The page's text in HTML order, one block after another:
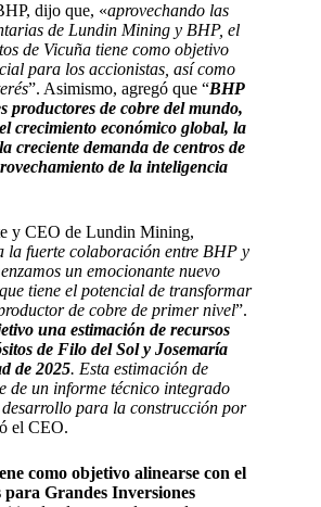
dijo que, «aprovechando las
de Lundin Mining y BHP, el
de Vicuña tiene como objetivo
para los accionistas, así como
”. Asimismo, agregó que “BHP
productores de cobre del mundo,
crecimiento económico global, la
creciente demanda de centros de
de la inteligencia
y CEO de Lundin Mining,
la fuerte colaboración entre BHP y
un emocionante nuevo
tiene el potencial de transformar
de cobre de primer nivel”.
una estimación de recursos
de Filo del Sol y Josemaría
de 2025. Esta estimación de
de un informe técnico integrado
para la construcción por
el CEO.
como objetivo alinearse con el
Grandes Inversiones